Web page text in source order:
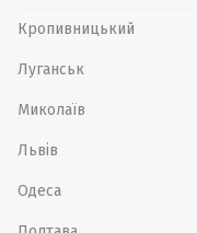
Кропивницький
Луганськ
Миколаїв
Львів
Одеса